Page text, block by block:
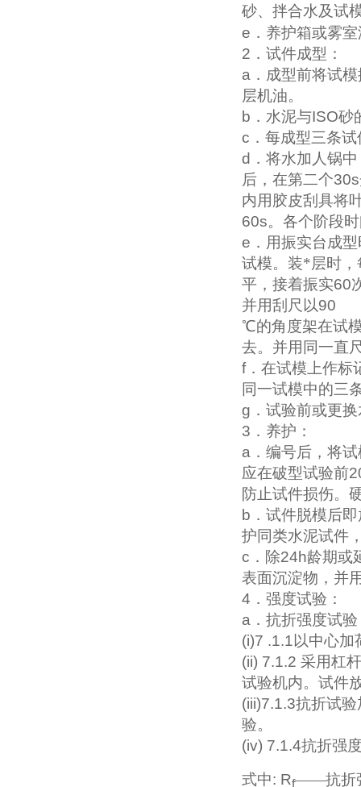
砂、拌合水及试
e ．养护箱或雾
2 ．试件成型：
a ．成型前将试
层机油。
b ．水泥与ISO砂
c ．每成型三条
d ．将水加人锅
后，在第二个30s
内用胶皮刮具将
60s。各个阶段
e ．用振实台成
试模。装*层时，
平，接着振实60
并用刮尺以90
℃的角度架在试
去。并用同一直
f．在试模上作标
同一试模中的三
g ．试验前或更
3 ．养护：
a ．编号后，将
应在破型试验前
防止试件损伤。
b ．试件脱模后
护同类水泥试件
c ．除24h龄期或
表面沉淀物，并
4 ．强度试验：
a ．抗折强度试验
(i)7 .1.1以中心加
(ii) 7.1.2 采用杠
试验机内。试件
(iii)7.1.3抗折试
验。
(iv) 7.1.4抗折强
式中: Rf——抗折